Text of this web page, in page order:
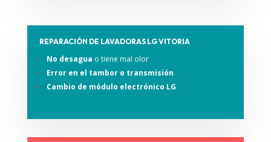
REPARACIÓN DE LAVADORAS LG VITORIA
No desagua o tiene mal olor
Error en el tambor o transmisión
Cambio de módulo electrónico LG